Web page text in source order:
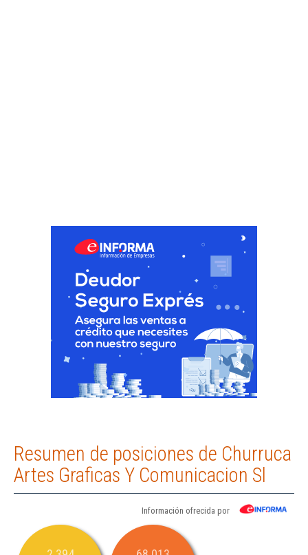
Resumen de posiciones de Churruca
Artes Graficas Y Comunicacion Sl
Información ofrecida por